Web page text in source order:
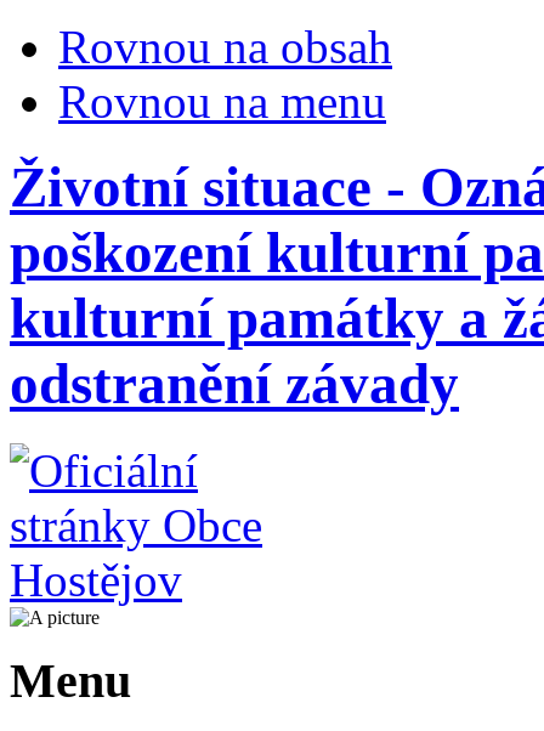
Rovnou na obsah
Rovnou na menu
Životní situace -
poškození kulturní
kulturní památky a
odstranění závady
Menu